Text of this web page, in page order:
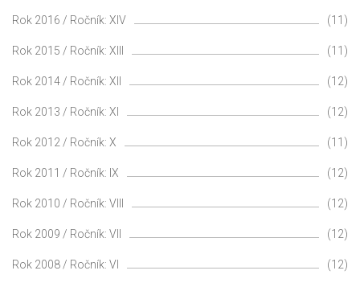
Rok 2016 / Ročník: XIV (11)
Rok 2015 / Ročník: XIII (11)
Rok 2014 / Ročník: XII (12)
Rok 2013 / Ročník: XI (12)
Rok 2012 / Ročník: X (11)
Rok 2011 / Ročník: IX (12)
Rok 2010 / Ročník: VIII (12)
Rok 2009 / Ročník: VII (12)
Rok 2008 / Ročník: VI (12)